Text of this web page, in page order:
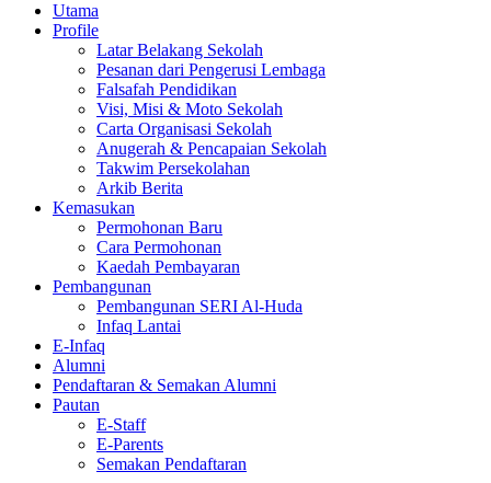
Utama
Profile
Latar Belakang Sekolah
Pesanan dari Pengerusi Lembaga
Falsafah Pendidikan
Visi, Misi & Moto Sekolah
Carta Organisasi Sekolah
Anugerah & Pencapaian Sekolah
Takwim Persekolahan
Arkib Berita
Kemasukan
Permohonan Baru
Cara Permohonan
Kaedah Pembayaran
Pembangunan
Pembangunan SERI Al-Huda
Infaq Lantai
E-Infaq
Alumni
Pendaftaran & Semakan Alumni
Pautan
E-Staff
E-Parents
Semakan Pendaftaran